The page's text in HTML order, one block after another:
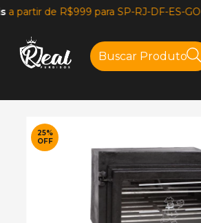
de R$999 para SP-RJ-DF-ES-GO-
25%
OFF